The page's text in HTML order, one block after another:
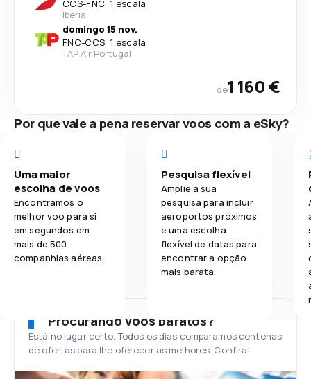
CCS-FNC· 1 escala
Iberia
domingo 15 nov.
FNC-CCS· 1 escala
TAP Air Portugal
de1 160 €
Por que vale a pena reservar voos com a eSky?
Uma maior
escolha de voos
Encontramos o
melhor voo para si
em segundos em
mais de 500
companhias aéreas.
Pesquisa flexível
Amplie a sua
pesquisa para incluir
aeroportos próximos
e uma escolha
flexível de datas para
encontrar a opção
mais barata.
Procurando voos baratos?
Está no lugar certo. Todos os dias comparamos centenas
de ofertas para lhe oferecer as melhores. Confira!